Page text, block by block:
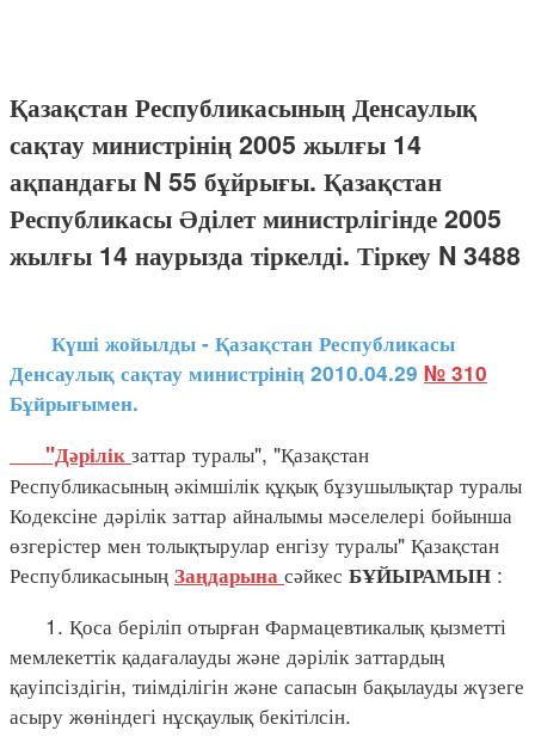
Қазақстан Республикасының Денсаулық
сақтау министрінің 2005 жылғы 14
ақпандағы N 55 бұйрығы. Қазақстан
Республикасы Әділет министрлігінде 2005
жылғы 14 наурызда тіркелді. Тіркеу N 3488
Күші жойылды - Қазақстан Республикасы
Денсаулық сақтау министрінің 2010.04.29 № 310
Бұйрығымен.
"Дәрілік заттар туралы", "Қазақстан
Республикасының әкімшілік құқық бұзушылықтар туралы
Кодексіне дәрілік заттар айналымы мәселелері бойынша
өзгерістер мен толықтырулар енгізу туралы" Қазақстан
Республикасының Заңдарына сәйкес БҰЙЫРАМЫН :
1. Қоса беріліп отырған Фармацевтикалық қызметті
мемлекеттік қадағалауды және дәрілік заттардың
қауіпсіздігін, тиімділігін және сапасын бақылауды жүзеге
асыру жөніндегі нұсқаулық бекітілсін.